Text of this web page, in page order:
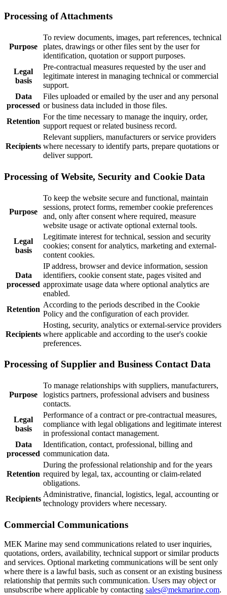
Processing of Attachments
Purpose
To review documents, images, part references, technical
plates, drawings or other files sent by the user for
identification, quotation or support purposes.
Legal
basis
Pre-contractual measures requested by the user and
legitimate interest in managing technical or commercial
support.
Data
processed
Files uploaded or emailed by the user and any personal
or business data included in those files.
Retention
For the time necessary to manage the inquiry, order,
support request or related business record.
Recipients
Relevant suppliers, manufacturers or service providers
where necessary to identify parts, prepare quotations or
deliver support.
Processing of Website, Security and Cookie Data
Purpose
To keep the website secure and functional, maintain
sessions, protect forms, remember cookie preferences
and, only after consent where required, measure
website usage or activate optional external tools.
Legal
basis
Legitimate interest for technical, session and security
cookies; consent for analytics, marketing and external-
content cookies.
Data
processed
IP address, browser and device information, session
identifiers, cookie consent state, pages visited and
approximate usage data where optional analytics are
enabled.
Retention
According to the periods described in the Cookie
Policy and the configuration of each provider.
Recipients
Hosting, security, analytics or external-service providers
where applicable and according to the user's cookie
preferences.
Processing of Supplier and Business Contact Data
Purpose
To manage relationships with suppliers, manufacturers,
logistics partners, professional advisers and business
contacts.
Legal
basis
Performance of a contract or pre-contractual measures,
compliance with legal obligations and legitimate interest
in professional contact management.
Data
processed
Identification, contact, professional, billing and
communication data.
Retention
During the professional relationship and for the years
required by legal, tax, accounting or claim-related
obligations.
Recipients
Administrative, financial, logistics, legal, accounting or
technology providers where necessary.
Commercial Communications
MEK Marine may send communications related to user inquiries,
quotations, orders, availability, technical support or similar products
and services. Optional marketing communications will be sent only
where there is a lawful basis, such as consent or an existing business
relationship that permits such communication. Users may object or
unsubscribe where applicable by contacting sales@mekmarine.com.